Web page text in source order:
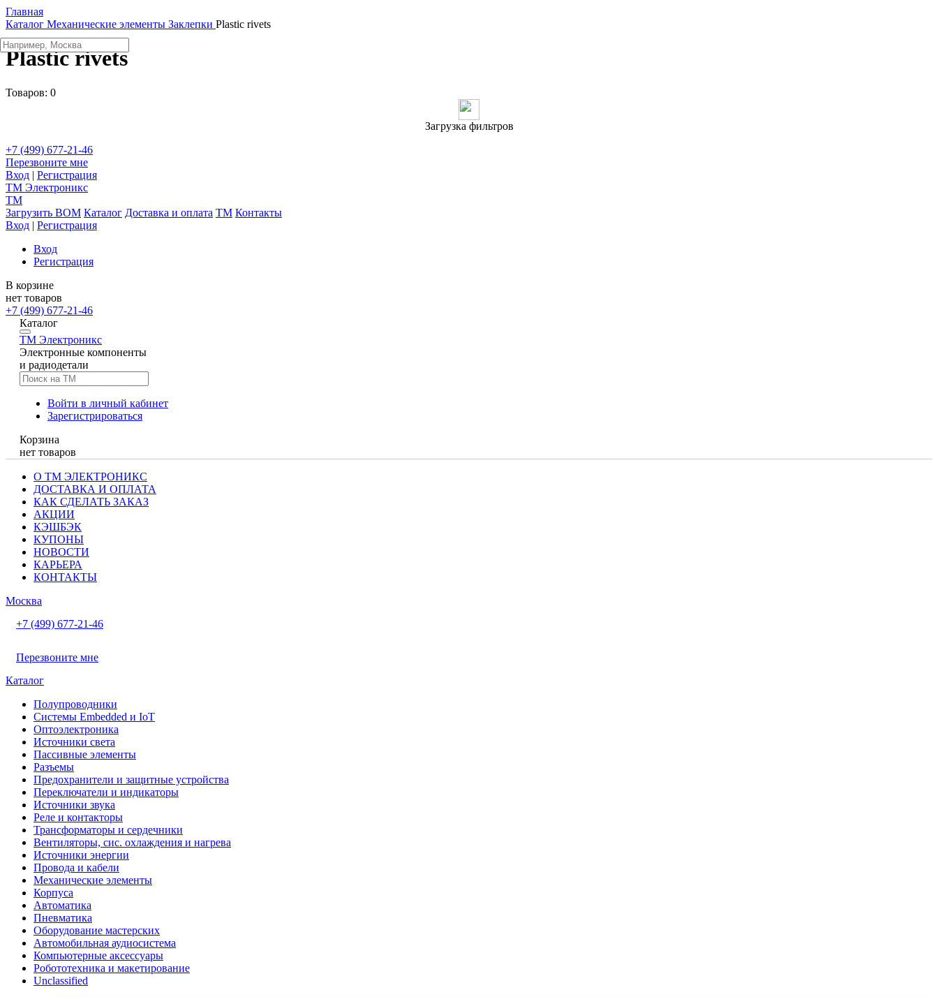
Главная
Каталог Механические элементы Заклепки Plastic rivets
Plastic rivets
Товаров: 0
Загрузка фильтров
+7 (499) 677-21-46
Перезвоните мне
Вход | Регистрация
TM Электроникс
TM
Загрузить BOM Каталог Доставка и оплата TM Контакты
Вход | Регистрация
Вход
Регистрация
В корзине
нет товаров
+7 (499) 677-21-46
Каталог
TM Электроникс
Электронные компоненты
и радиодетали
Войти в личный кабинет
Зарегистрироваться
Корзина
нет товаров
О ТМ ЭЛЕКТРОНИКС
ДОСТАВКА И ОПЛАТА
КАК СДЕЛАТЬ ЗАКАЗ
АКЦИИ
КЭШБЭК
КУПОНЫ
НОВОСТИ
КАРЬЕРА
КОНТАКТЫ
Москва
+7 (499) 677-21-46
Перезвоните мне
Каталог
Полупроводники
Системы Embedded и IoT
Oптоэлектроника
Источники света
Пассивные элементы
Разъeмы
Предохранители и защитные устройства
Переключатели и индикаторы
Источники звука
Реле и контакторы
Трансформаторы и сердечники
Вентиляторы, сис. охлаждения и нагрева
Источники энергии
Провода и кабели
Механические элементы
Корпуса
Автоматика
Пневматика
Оборудование мастерских
Автомобильная аудиосистема
Компьютерные аксессуары
Робототехника и макетирование
Unclassified